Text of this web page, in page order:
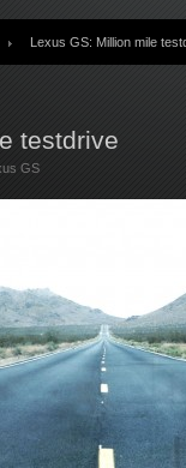
Lexus GS: Million mile
testdrive
GS